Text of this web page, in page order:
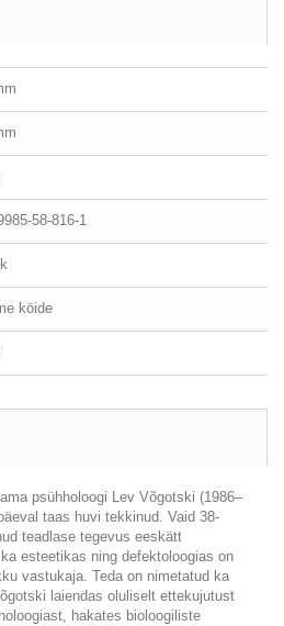
58-816-1
köide
psühholoogi Lev Võgotski (1986–
taas huvi tekkinud. Vaid 38-
teadlase tegevus eeskätt
esteetikas ning defektoloogias on
vastukaja. Teda on nimetatud ka
laiendas oluliselt ettekujutust
hakates bioloogiliste